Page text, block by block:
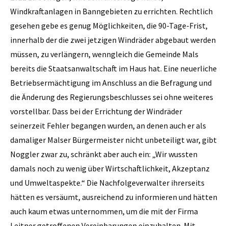
Windkraftanlagen in Banngebieten zu errichten. Rechtlich
gesehen gebe es genug Möglichkeiten, die 90-Tage-Frist,
innerhalb der die zwei jetzigen Windräder abgebaut werden
müssen, zu verlängern, wenngleich die Gemeinde Mals
bereits die Staatsanwaltschaft im Haus hat. Eine neuerliche
Betriebsermächtigung im Anschluss an die Befragung und
die Änderung des Regierungsbeschlusses sei ohne weiteres
vorstellbar. Dass bei der Errichtung der Windräder
seinerzeit Fehler begangen wurden, an denen auch er als
damaliger Malser Bürgermeister nicht unbeteiligt war, gibt
Noggler zwar zu, schränkt aber auch ein: „Wir wussten
damals noch zu wenig über Wirtschaftlichkeit, Akzeptanz
und Umweltaspekte.“ Die Nachfolgeverwalter ihrerseits
hätten es versäumt, ausreichend zu informieren und hätten
auch kaum etwas unternommen, um die mit der Firma